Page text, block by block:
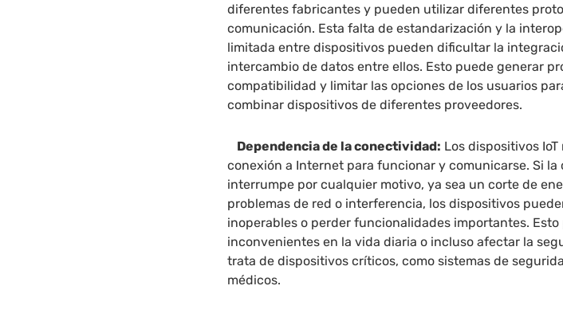
diferentes fabricantes y pueden utilizar diferentes
comunicación. Esta falta de estandarización y la
limitada entre dispositivos pueden dificultar la
intercambio de datos entre ellos. Esto puede generar
compatibilidad y limitar las opciones de los usuarios
combinar dispositivos de diferentes proveedores.
Dependencia de la conectividad: Los dispositivos
conexión a Internet para funcionar y comunicarse. Si la
interrumpe por cualquier motivo, ya sea un corte de
problemas de red o interferencia, los dispositivos
inoperables o perder funcionalidades importantes.
inconvenientes en la vida diaria o incluso afectar la
trata de dispositivos críticos, como sistemas de
médicos.